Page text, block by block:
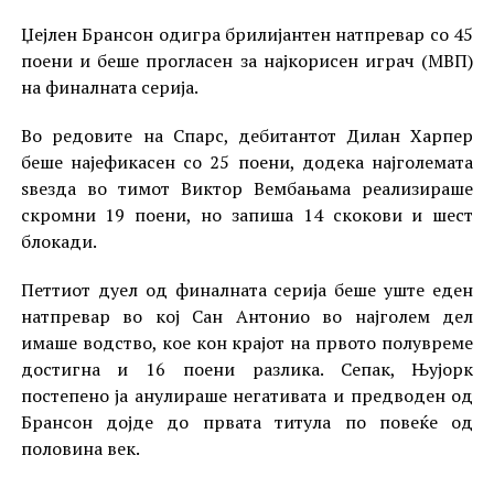
Џејлен Брансон одигра брилијантен натпревар со 45
поени и беше прогласен за најкорисен играч (МВП)
на финалната серија.
Во редовите на Спарс, дебитантот Дилан Харпер
беше најефикасен со 25 поени, додека најголемата
ѕвезда во тимот Виктор Вембањама реализираше
скромни 19 поени, но запиша 14 скокови и шест
блокади.
Петтиот дуел од финалната серија беше уште еден
натпревар во кој Сан Антонио во најголем дел
имаше водство, кое кон крајот на првото полувреме
достигна и 16 поени разлика. Сепак, Њујорк
постепено ја анулираше негативата и предводен од
Брансон дојде до првата титула по повеќе од
половина век.